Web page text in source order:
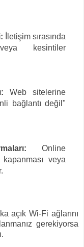
İletişim sırasında
kesintiler
Web sitelerine
bağlantı değil"
Online
veya
açık Wi-Fi ağlarını
gerekiyorsa